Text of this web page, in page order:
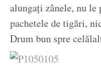
alungați zânele, nu
pachetele de tigări,
Drum bun spre